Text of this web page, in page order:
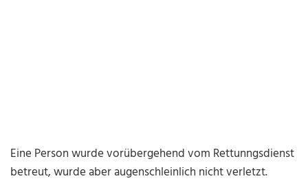
Eine Person wurde vorübergehend vom Rettunngsdienst
betreut, wurde aber augenschleinlich nicht verletzt.